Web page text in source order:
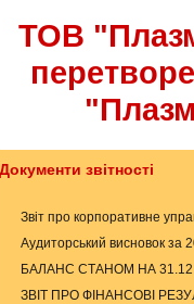
ТОВ
Документи звітності
Звіт про корпоративне
Аудиторський висновок
БАЛАНС СТАНОМ НА
ЗВІТ ПРО ФІНАНСОВІ